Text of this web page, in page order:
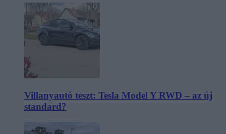
Villanyautó teszt: Tesla Model Y RWD – az új
standard?